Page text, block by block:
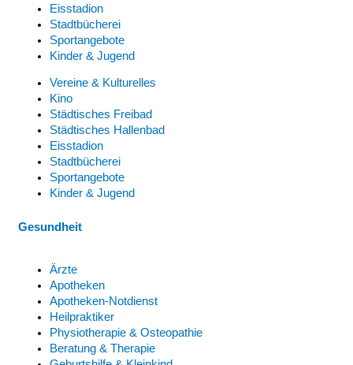
Eisstadion
Stadtbücherei
Sportangebote
Kinder & Jugend
Vereine & Kulturelles
Kino
Städtisches Freibad
Städtisches Hallenbad
Eisstadion
Stadtbücherei
Sportangebote
Kinder & Jugend
Gesundheit
Ärzte
Apotheken
Apotheken-Notdienst
Heilpraktiker
Physiotherapie & Osteopathie
Beratung & Therapie